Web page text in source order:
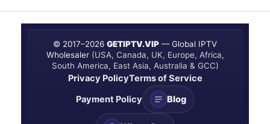
© 2017–2026 GETIPTV.VIP — Global IPTV
Wholesaler (USA, Canada, UK, Europe, Africa,
South America, East Asia, Australia & GCC)
Privacy PolicyTerms of Service
Payment Policy
Blog